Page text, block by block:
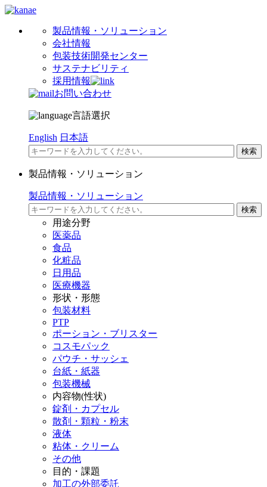
製品情報・ソリューション
会社情報
包装技術開発センター
サステナビリティ
採用情報
お問い合わせ
言語選択
English 日本語
製品情報・ソリューション
製品情報・ソリューション
用途分野
医薬品
食品
化粧品
日用品
医療機器
形状・形態
包装材料
PTP
ポーション・ブリスター
コスモパック
パウチ・サッシェ
台紙・紙器
包装機械
内容物(性状)
錠剤・カプセル
散剤・顆粒・粉末
液体
粘体・クリーム
その他
目的・課題
加工の外部委託